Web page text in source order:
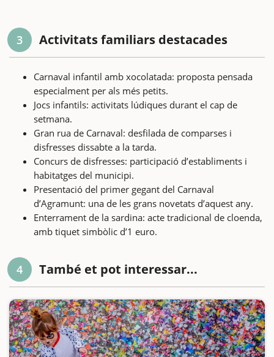
3 Activitats familiars destacades
Carnaval infantil amb xocolatada: proposta pensada
especialment per als més petits.
Jocs infantils: activitats lúdiques durant el cap de
setmana.
Gran rua de Carnaval: desfilada de comparses i
disfresses dissabte a la tarda.
Concurs de disfresses: participació d’establiments i
habitatges del municipi.
Presentació del primer gegant del Carnaval
d’Agramunt: una de les grans novetats d’aquest any.
Enterrament de la sardina: acte tradicional de cloenda,
amb tiquet simbòlic d’1 euro.
4 També et pot interessar...